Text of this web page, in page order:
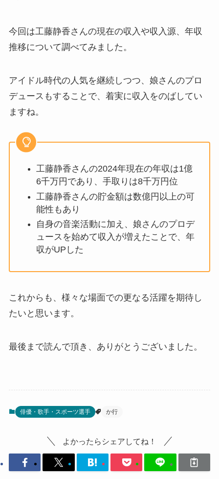
今回は工藤静香さんの現在の収入や収入源、年収
推移について調べてみました。
アイドル時代の人気を継続しつつ、娘さんのプロ
デュースもすることで、着実に収入をのばしてい
ますね。
工藤静香さんの2024年現在の年収は1億
6千万円であり、手取りは8千万円位
工藤静香さんの貯金額は数億円以上の可
能性もあり
自身の音楽活動に加え、娘さんのプロデ
ュースを始めて収入が増えたことで、年
収がUPした
これからも、様々な場面での更なる活躍を期待し
たいと思います。
最後まで読んで頂き、ありがとうございました。
俳優・歌手・スポーツ選手 か行
よかったらシェアしてね！